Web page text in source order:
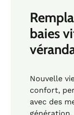
baies
Nouvelle
confort,
avec des